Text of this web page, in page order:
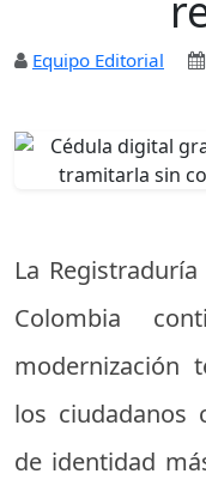
Equipo Editorial
La
Colombia
modernización
los ciudadanos
de identidad